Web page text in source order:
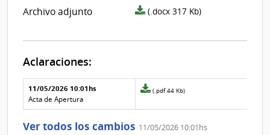
Archivo adjunto
archivo
(.docx 317 Kb)
Aclaraciones:
Aclaraciones del llamado
Fecha y
texto de
la
Archivo
de la
11/05/2026 10:01hs
Acta de Apertura
Archivo
de
aclaración
(.pdf 44 Kb)
Ver todos los cambios 11/05/2026 10:01hs